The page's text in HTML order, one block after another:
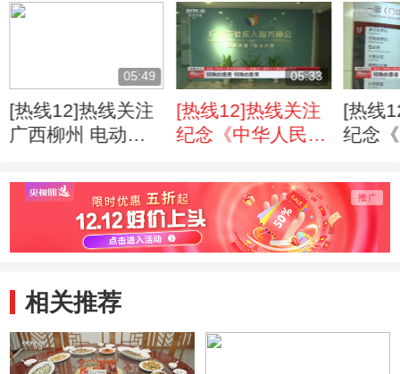
05:49
[热线12]热线关注
广西柳州 电动车
杀”离世 案件一审
宣判
05:33
[热线12]热线关注
纪念《中华人民共
法》颁布三十周年
系列节目 特殊的
境遇 特殊的教育
[热线
纪念
法》
系列
患者
相关推荐